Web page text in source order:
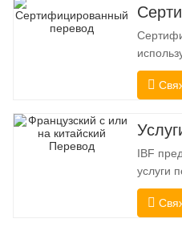
целей,
суды и
органов
IBF
услуги